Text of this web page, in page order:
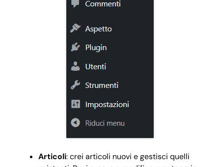
Articoli: crei articoli nuovi e gestisci quelli